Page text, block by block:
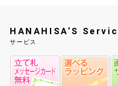
した。
2023/04/15 お客様からお誕
トのご注文をいただき、川崎
2023/04/15 お客様からお誕
トのご注文をいただき、川崎
ました。
2023/04/07 お客様からお誕生
HANAHISA’S
サービス